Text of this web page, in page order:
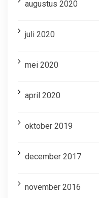
augustus 2020
juli 2020
mei 2020
april 2020
oktober 2019
december 2017
november 2016